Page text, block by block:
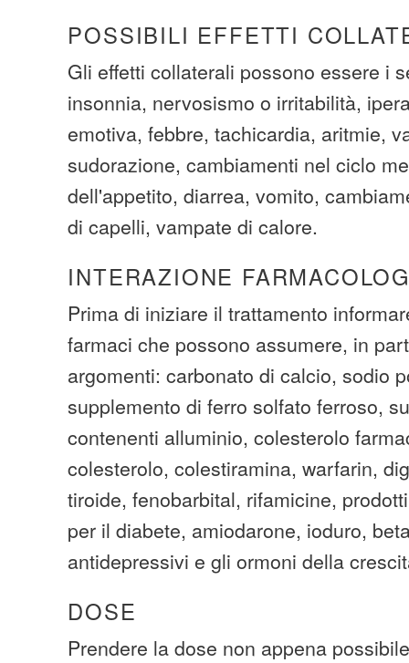
POSSIBILI EFFETTI
Gli effetti collaterali possono essere i
insonnia, nervosismo o irritabilità,
emotiva, febbre, tachicardia, aritmie,
sudorazione, cambiamenti nel ciclo
dell'appetito, diarrea, vomito,
di capelli, vampate di calore.
INTERAZIONE
Prima di iniziare il trattamento
farmaci che possono assumere, in
argomenti: carbonato di calcio, sodio
supplemento di ferro solfato ferroso,
contenenti alluminio, colesterolo
colesterolo, colestiramina, warfarin,
tiroide, fenobarbital, rifamicine,
per il diabete, amiodarone, ioduro,
antidepressivi e gli ormoni della
DOSE
Prendere la dose non appena